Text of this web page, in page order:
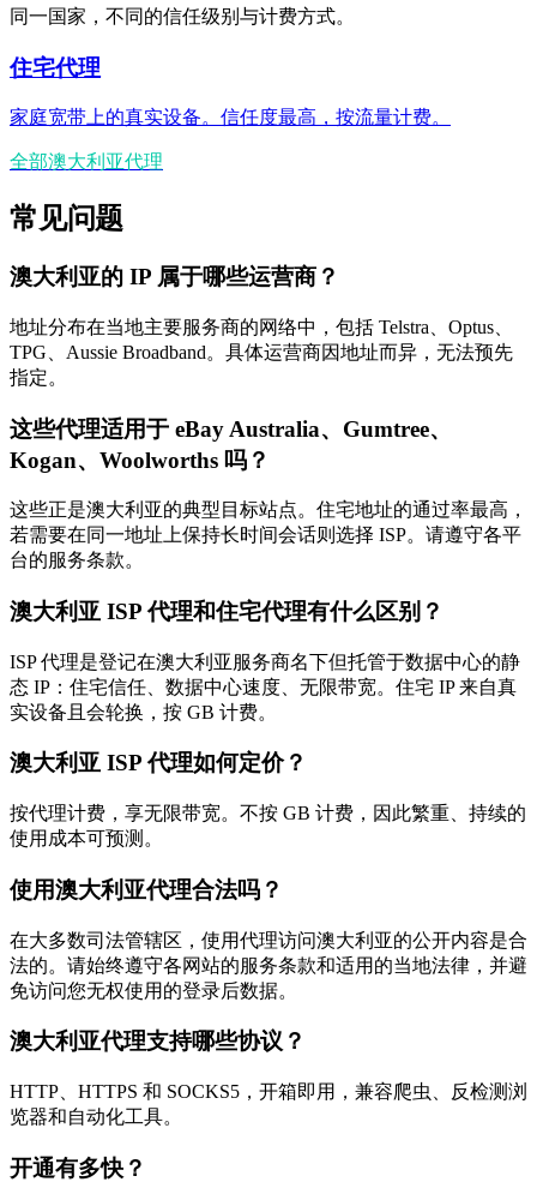
同一国家，不同的信任级别与计费方式。
住宅代理
家庭宽带上的真实设备。信任度最高，按流量计费。
全部澳大利亚代理
常见问题
澳大利亚的 IP 属于哪些运营商？
地址分布在当地主要服务商的网络中，包括 Telstra、Optus、
TPG、Aussie Broadband。具体运营商因地址而异，无法预先
指定。
这些代理适用于 eBay Australia、Gumtree、
Kogan、Woolworths 吗？
这些正是澳大利亚的典型目标站点。住宅地址的通过率最高，
若需要在同一地址上保持长时间会话则选择 ISP。请遵守各平
台的服务条款。
澳大利亚 ISP 代理和住宅代理有什么区别？
ISP 代理是登记在澳大利亚服务商名下但托管于数据中心的静
态 IP：住宅信任、数据中心速度、无限带宽。住宅 IP 来自真
实设备且会轮换，按 GB 计费。
澳大利亚 ISP 代理如何定价？
按代理计费，享无限带宽。不按 GB 计费，因此繁重、持续的
使用成本可预测。
使用澳大利亚代理合法吗？
在大多数司法管辖区，使用代理访问澳大利亚的公开内容是合
法的。请始终遵守各网站的服务条款和适用的当地法律，并避
免访问您无权使用的登录后数据。
澳大利亚代理支持哪些协议？
HTTP、HTTPS 和 SOCKS5，开箱即用，兼容爬虫、反检测浏
览器和自动化工具。
开通有多快？